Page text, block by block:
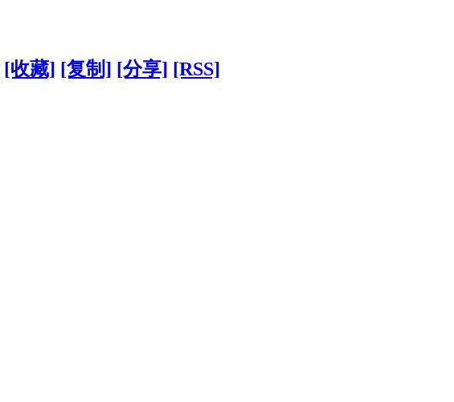
[收藏] [复制] [分享] [RSS]